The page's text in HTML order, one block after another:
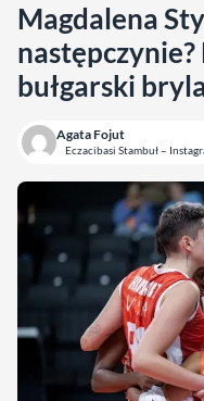
Magdalena
następczynie?
bułgarski
Agata Fojut
Eczacibasi Stambuł –